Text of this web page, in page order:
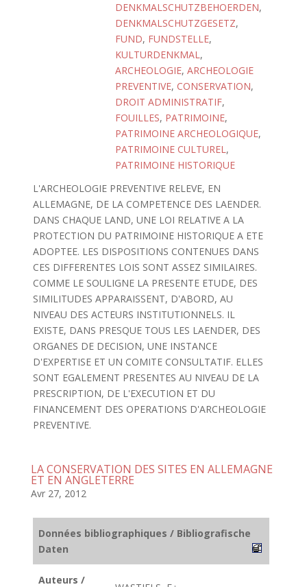
DENKMALSCHUTZBEHOERDEN,
DENKMALSCHUTZGESETZ,
FUND, FUNDSTELLE,
KULTURDENKMAL,
ARCHEOLOGIE, ARCHEOLOGIE
PREVENTIVE, CONSERVATION,
DROIT ADMINISTRATIF,
FOUILLES, PATRIMOINE,
PATRIMOINE ARCHEOLOGIQUE,
PATRIMOINE CULTUREL,
PATRIMOINE HISTORIQUE
L'ARCHEOLOGIE PREVENTIVE RELEVE, EN
ALLEMAGNE, DE LA COMPETENCE DES LAENDER.
DANS CHAQUE LAND, UNE LOI RELATIVE A LA
PROTECTION DU PATRIMOINE HISTORIQUE A ETE
ADOPTEE. LES DISPOSITIONS CONTENUES DANS
CES DIFFERENTES LOIS SONT ASSEZ SIMILAIRES.
COMME LE SOULIGNE LA PRESENTE ETUDE, DES
SIMILITUDES APPARAISSENT, D'ABORD, AU
NIVEAU DES ACTEURS INSTITUTIONNELS. IL
EXISTE, DANS PRESQUE TOUS LES LAENDER, DES
ORGANES DE DECISION, UNE INSTANCE
D'EXPERTISE ET UN COMITE CONSULTATIF. ELLES
SONT EGALEMENT PRESENTES AU NIVEAU DE LA
PRESCRIPTION, DE L'EXECUTION ET DU
FINANCEMENT DES OPERATIONS D'ARCHEOLOGIE
PREVENTIVE.
LA CONSERVATION DES SITES EN ALLEMAGNE
ET EN ANGLETERRE
Avr 27, 2012
Données bibliographiques / Bibliografische
Daten
Auteurs /